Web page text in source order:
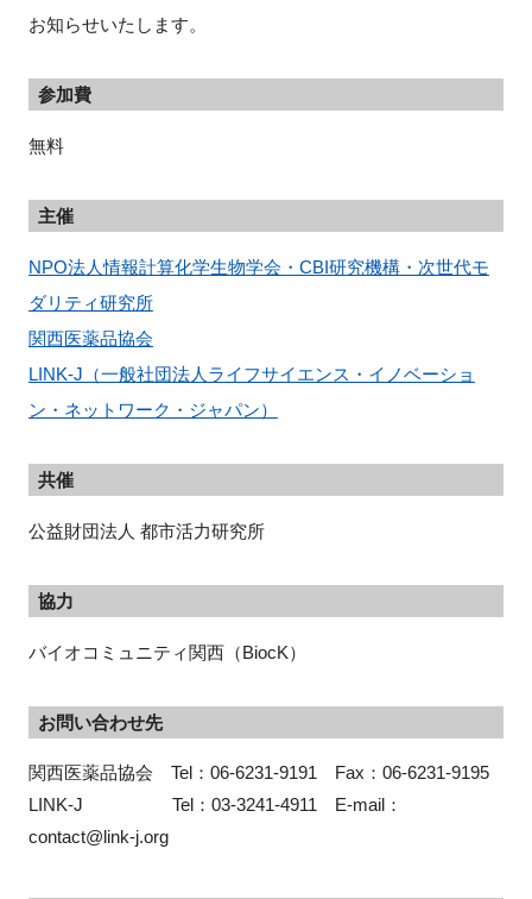
お知らせいたします。
参加費
無料
主催
NPO法人情報計算化学生物学会・CBI研究機構・次世代モ
ダリティ研究所
関西医薬品協会
LINK-J（一般社団法人ライフサイエンス・イノベーショ
ン・ネットワーク・ジャパン）
共催
公益財団法人 都市活力研究所
協力
バイオコミュニティ関西（BiocK）
お問い合わせ先
関西医薬品協会　Tel：06-6231-9191　Fax：06-6231-9195
LINK-J　　　　　Tel：03-3241-4911　E-mail：
contact@link-j.org